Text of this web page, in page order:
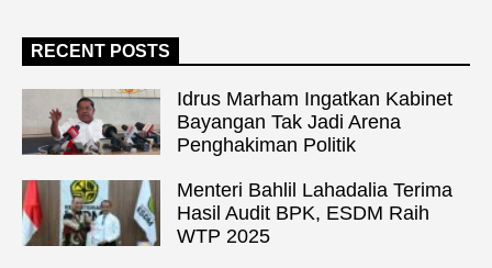
RECENT POSTS
Idrus Marham Ingatkan Kabinet
Bayangan Tak Jadi Arena
Penghakiman Politik
Menteri Bahlil Lahadalia Terima
Hasil Audit BPK, ESDM Raih
WTP 2025